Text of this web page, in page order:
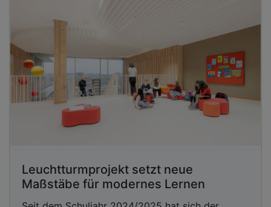
Leuchtturmprojekt setzt neue
Maßstäbe für modernes Lernen